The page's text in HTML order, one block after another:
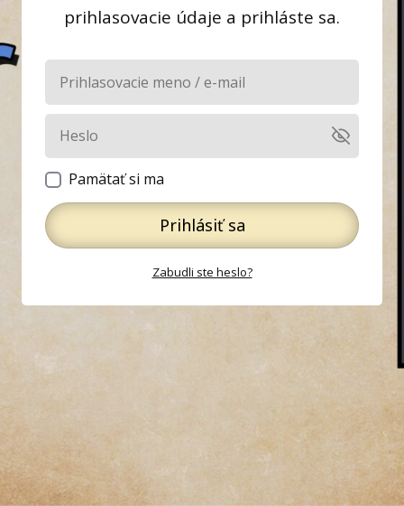
prihlasovacie údaje a prihláste sa.
Pamätať si ma
Prihlásiť sa
Zabudli ste heslo?